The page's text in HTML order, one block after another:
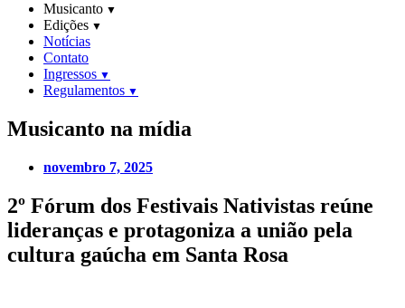
Musicanto
Edições
Notícias
Contato
Ingressos
Regulamentos
Musicanto na mídia
novembro 7, 2025
2º Fórum dos Festivais Nativistas reúne
lideranças e protagoniza a união pela
cultura gaúcha em Santa Rosa